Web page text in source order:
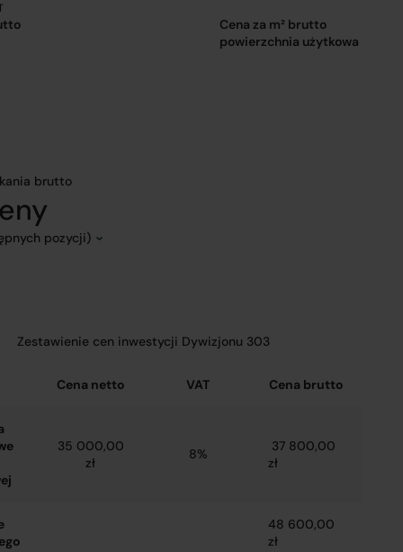
Cena za m² brutto
powierzchnia użytkowa
brutto
pozycji)
Zestawienie cen inwestycji Dywizjonu 303
Cena netto VAT Cena brutto
35 000,00
zł
8%
37 800,00
zł
48 600,00
zł